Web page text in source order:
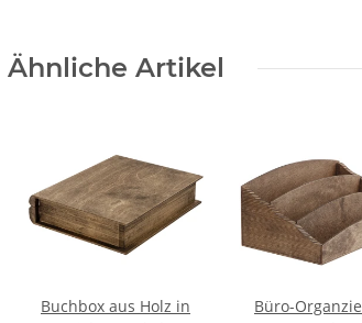
Ähnliche Artikel
Buchbox aus Holz in
Büro-